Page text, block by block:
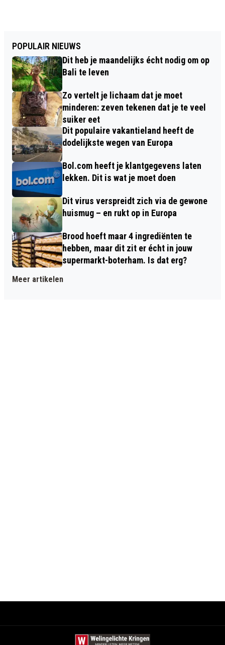
POPULAIR NIEUWS
Dit heb je maandelijks écht nodig om op
Bali te leven
Zo vertelt je lichaam dat je moet
minderen: zeven tekenen dat je te veel
suiker eet
Dit populaire vakantieland heeft de
dodelijkste wegen van Europa
Bol.com heeft je klantgegevens laten
lekken. Dit is wat je moet doen
Dit virus verspreidt zich via de gewone
huismug – en rukt op in Europa
Brood hoeft maar 4 ingrediënten te
hebben, maar dit zit er écht in jouw
supermarkt-boterham. Is dat erg?
Meer artikelen